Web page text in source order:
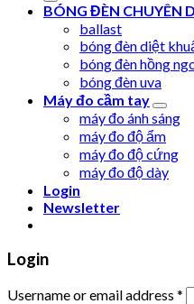
BÓNG ĐÈN CHUYÊN
ballast
bóng đèn diệt
bóng đèn hồng
bóng đèn uva
Máy đo cầm tay
máy đo ánh sáng
máy đo độ ẩm
máy đo độ cứng
máy đo độ dày
Login
Newsletter
Login
Username or email address *